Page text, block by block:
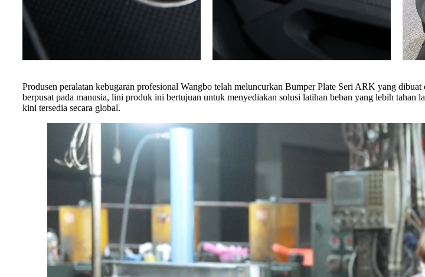
Produsen peralatan kebugaran profesional Wangbo telah meluncurkan Bumper Plate Seri ARK yang
berpusat pada manusia, lini produk ini bertujuan untuk menyediakan solusi latihan beban yang lebih
kini tersedia secara global.